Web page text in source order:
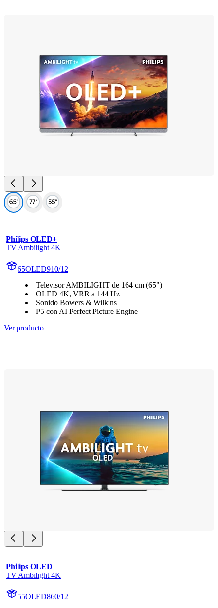
Philips OLED+
TV Ambilight 4K
65OLED910/12
Televisor AMBILIGHT de 164 cm (65")
OLED 4K, VRR a 144 Hz
Sonido Bowers & Wilkins
P5 con AI Perfect Picture Engine
Ver producto
Philips OLED
TV Ambilight 4K
55OLED860/12